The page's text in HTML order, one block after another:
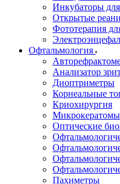
Инкубаторы
Открытые
Фототерапия
Офтальмология
Анализатор
Диоптриметры
Корнеальные
Криохирургия
Микрокератомы
Оптические
Пахиметры